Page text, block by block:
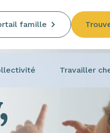
famille
Travailler